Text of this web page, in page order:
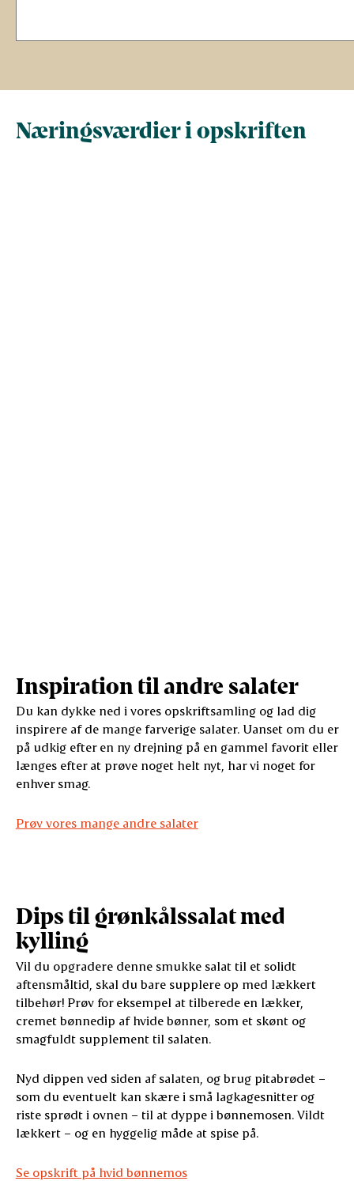
Næringsværdier i opskriften
Inspiration til andre salater
Du kan dykke ned i vores opskriftsamling og lad dig
inspirere af de mange farverige salater. Uanset om du er
på udkig efter en ny drejning på en gammel favorit eller
længes efter at prøve noget helt nyt, har vi noget for
enhver smag.
Prøv vores mange andre salater
Dips til grønkålssalat med
kylling
Vil du opgradere denne smukke salat til et solidt
aftensmåltid, skal du bare supplere op med lækkert
tilbehør! Prøv for eksempel at tilberede en lækker,
cremet bønnedip af hvide bønner, som et skønt og
smagfuldt supplement til salaten.
Nyd dippen ved siden af salaten, og brug pitabrødet –
som du eventuelt kan skære i små lagkagesnitter og
riste sprødt i ovnen – til at dyppe i bønnemosen. Vildt
lækkert – og en hyggelig måde at spise på.
Se opskrift på hvid bønnemos